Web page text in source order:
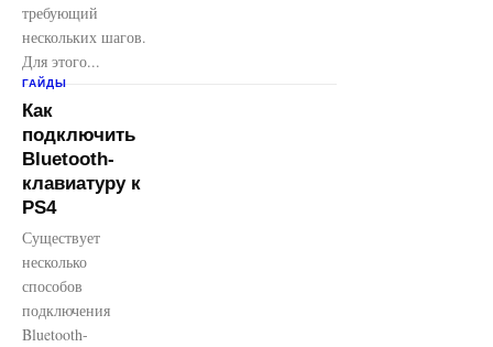
требующий
нескольких шагов.
Для этого...
ГАЙДЫ
Как
подключить
Bluetooth-
клавиатуру к
PS4
Существует
несколько
способов
подключения
Bluetooth-